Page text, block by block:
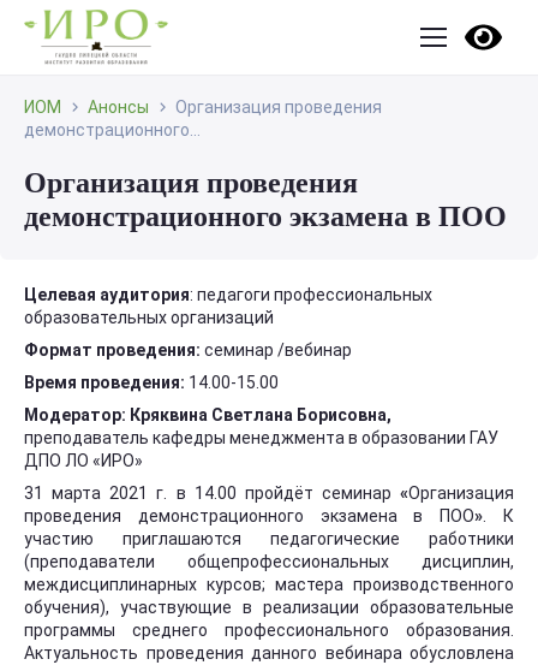
ИОМ Анонсы
Организация проведения
демонстрационного...
Организация проведения
демонстрационного экзамена в ПОО
Целевая аудитория: педагоги профессиональных
образовательных организаций
Формат проведения: семинар /вебинар
Время проведения: 14.00-15.00
Модератор: Кряквина Светлана Борисовна,
преподаватель кафедры менеджмента в образовании ГАУ
ДПО ЛО «ИРО»
31 марта 2021 г. в 14.00 пройдёт семинар «Организация
проведения демонстрационного экзамена в ПОО» . К
участию приглашаются педагогические работники
(преподаватели общепрофессиональных дисциплин,
междисциплинарных курсов; мастера производственного
обучения), участвующие в реализации образовательные
программы среднего профессионального образования.
Актуальность проведения данного вебинара обусловлена